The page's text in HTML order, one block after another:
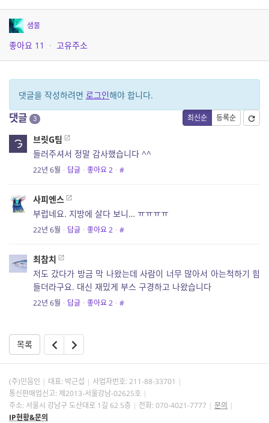
샘물
좋아요 11 · 고유주소
댓글을 작성하려면 로그인해야 합니다.
최신순 등록순
댓글 3
브릿G팀
들러주셔서 정말 감사했습니다 ^^
22년 6월 · 답글 · 좋아요2 · #
사피엔스
부럽네요. 지방에 살다 보니… ㅠㅠㅠㅠ
22년 6월 · 답글 · 좋아요2 · #
최참치
저도 갔다가 방금 막 나왔는데 사람이 너무 많아서 아는척하기 힘
들더라구요. 대신 재밌게 부스 구경하고 나왔습니다
22년 6월 · 답글 · 좋아요2 · #
목록
(주)민음인 대표: 박근섭 사업자번호: 211-88-33701
통신판매업신고: 제2013-서울강남-02625호
주소: 서울시 강남구 도산대로 1길 62 5층
전화: 070-4021-7777
문의
IP현황&문의